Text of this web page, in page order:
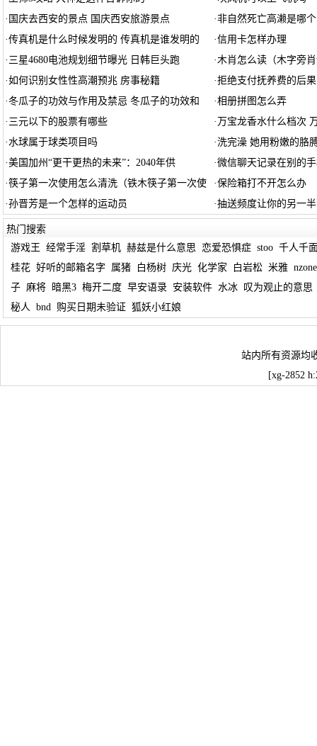
· 国庆去西安的景点 国庆西安旅游景点 ·非自然死亡高濑是哪
·传真机是什么时候发明的 传真机是谁发明的 ·信用卡怎样办理
· 三星4680电池规划细节曝光 日韩巨头跑 ·木肖怎么读（木字旁
·如何识别女性性高潮预兆 房事秘籍 ·拒绝支付抚养费的后果
·冬瓜子的功效与作用及禁忌 冬瓜子的功效和 ·相册拼图怎么弄
· 三元以下的股票有哪些 · 万宝龙香水什么档次
·水球属于球类项目吗 · 洗完澡 她用粉嫩的胳
·美国加州“更干更热的未来”：2040年供 ·微信聊天记录在别的
·筷子第一次使用怎么清洗（铁木筷子第一次使 ·保险箱打不开怎么办
·孙晋芳是一个怎样的运动员 ·抽送频度让你的另一
热门搜索
游戏王
经常手淫 割草机 赫兹是什么意思 恋爱恐惧症 stoo 千人千
桂花 好听的邮箱名字 属猪 白杨树 庆光 化学家 白岩松 米雅 nzone
子 麻将 暗黑3 梅开二度 早安语录 安装软件 水冰
叹为观止的意思
秘人 bnd 购买日期未验证 狐妖小红娘
站内所有资源均
[xg-2852